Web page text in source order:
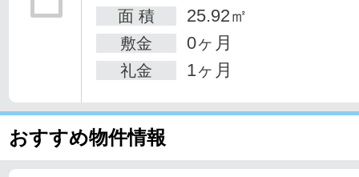
面 積 25.92㎡
敷金 0ヶ月
礼金 1ヶ月
おすすめ物件情報